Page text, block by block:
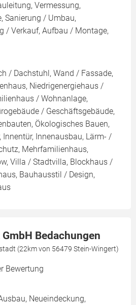
Vermessung,
Sanierung / Umbau,
/ Verkauf, Aufbau / Montage,
/ Dachstuhl, Wand / Fassade,
Niedrigenergiehaus /
/ Wohnanlage,
/ Geschäftsgebäude,
Ökologisches Bauen,
Innentür, Innenausbau, Lärm- /
Mehrfamilienhaus,
Villa / Stadtvilla, Blockhaus /
Bauhausstil / Design,
Bedachungen
(22km von 56479 Stein-Wingert)
Bewertung
Neueindeckung,